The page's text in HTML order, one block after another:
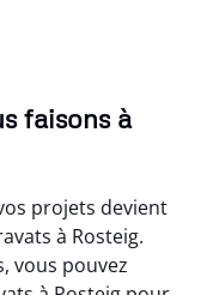
faisons à
projets devient
à Rosteig.
vous pouvez